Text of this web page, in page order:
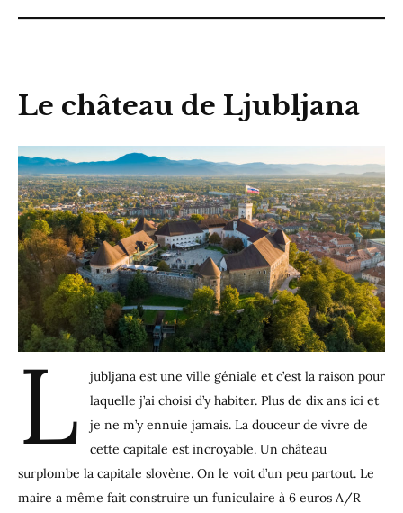
Le château de Ljubljana
L
jubljana est une ville géniale et c’est la raison pour
laquelle j’ai choisi d’y habiter. Plus de dix ans ici et
je ne m’y ennuie jamais. La douceur de vivre de
cette capitale est incroyable. Un château
surplombe la capitale slovène. On le voit d’un peu partout. Le
maire a même fait construire un funiculaire à 6 euros A/R